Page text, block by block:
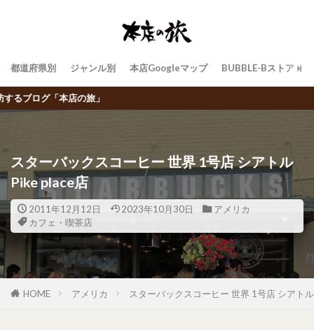
都道府県別 ジャンル別 本店Googleマップ BUBBLE-Bストア
スターバックスコーヒー 世界 1号店 シアトル
Pike place店
2011年12月12日 2023年10月30日
アメリカ
カフェ・喫茶店
HOME アメリカ スターバックスコーヒー 世界 1号店 シアト